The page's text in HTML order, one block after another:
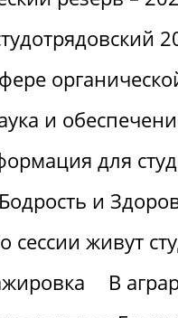
и
для
Бодрость и
сессии живут
В